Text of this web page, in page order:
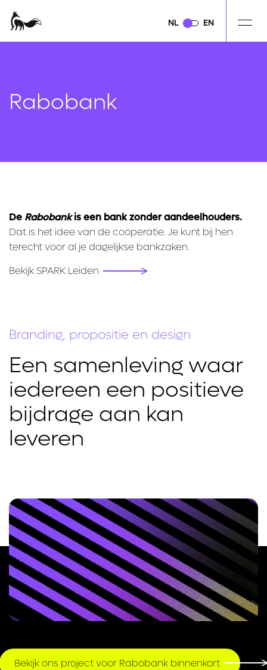
NL EN
NL EN
Rabobank
De Rabobankis een bank zonder aandeelhouders.
Dat is het idee van de coöperatie. Je kunt bij hen
terecht voor al je dagelijkse bankzaken.
Bekijk SPARK Leiden
Branding, propositie en design
Een samenleving waar
iedereen een positieve
bijdrage aan kan
leveren
Bekijk ons project voor Rabobank binnenkort